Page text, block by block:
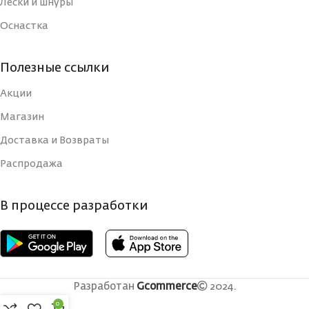
КОЛИЧЕСТВО
СЕКЦИЙ
СТРОЙ
КОЛИЧЕСТВО
СЛОЖЕННОМ
ВИДЕ, СМ
120
ДЛИНА В СЛОЖЕННОМ
ВИДЕ, СМ
Лески и шнуры
Оснастка
Полезные ссылки
Акции
Магазин
Доставка и Возвраты
Распродажа
В процессе разработки
Разработан Gcommerce 2024.
0